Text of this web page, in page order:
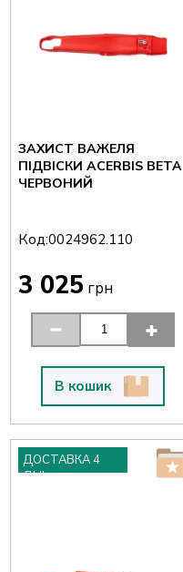
ЗАХИСТ ВАЖЕЛЯ
ПІДВІСКИ ACERBIS BETA
ЧЕРВОНИЙ
Код:0024962.110
3 025 грн
В кошик
ДОСТАВКА 4
ДНІ